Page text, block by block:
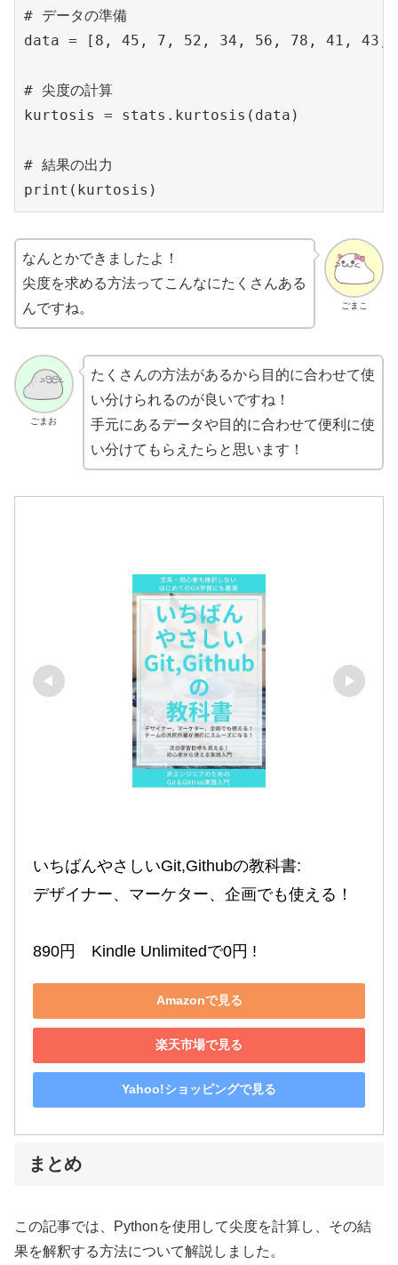
# データの準備
data = [8, 45, 7, 52, 34, 56, 78, 41, 43,
# 尖度の計算
kurtosis = stats.kurtosis(data)
# 結果の出力
print(kurtosis)
ごまこ
なんとかできましたよ！
尖度を求める方法ってこんなにたくさんある
んですね。
ごまお
たくさんの方法があるから目的に合わせて使
い分けられるのが良いですね！
手元にあるデータや目的に合わせて便利に使
い分けてもらえたらと思います！
いちばんやさしいGit,Githubの教科書:
デザイナー、マーケター、企画でも使える！
890円　Kindle Unlimitedで0円 !
Amazonで見る
楽天市場で見る
Yahoo!ショッピングで見る
まとめ
この記事では、Pythonを使用して尖度を計算し、その結
果を解釈する方法について解説しました。